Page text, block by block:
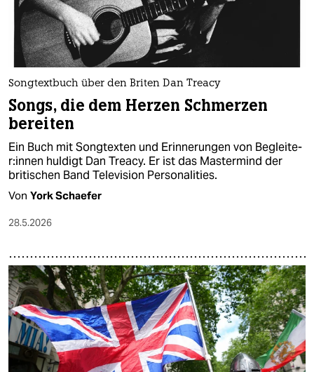
Songtextbuch über den Briten Dan Treacy
Songs, die dem Herzen Schmerzen
bereiten
Ein Buch mit Songtexten und Erinnerungen von Be­glei­te­
r:in­nen huldigt Dan Treacy. Er ist das Mastermind der
britischen Band Television Personalities.
Von York Schaefer
28.5.2026